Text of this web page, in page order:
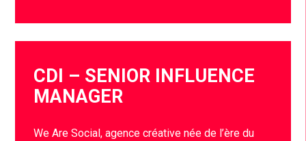
CDI – SENIOR INFLUENCE
MANAGER
We Are Social, agence créative née de l’ère du